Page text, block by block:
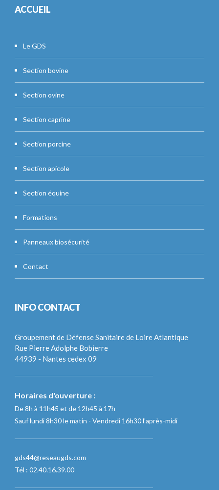
ACCUEIL
Le GDS
Section bovine
Section ovine
Section caprine
Section porcine
Section apicole
Section équine
Formations
Panneaux biosécurité
Contact
INFO CONTACT
Groupement de Défense Sanitaire de Loire Atlantique
Rue Pierre Adolphe Bobierre
44939 - Nantes cedex 09
Horaires d'ouverture :
De 8h à 11h45 et de 12h45 à 17h
Sauf lundi 8h30 le matin - Vendredi 16h30 l'après-midi
gds44@reseaugds.com
Tél : 02.40.16.39.00